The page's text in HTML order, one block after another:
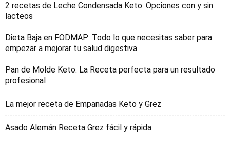
2 recetas de Leche Condensada Keto: Opciones con y sin
lacteos
Dieta Baja en FODMAP: Todo lo que necesitas saber para
empezar a mejorar tu salud digestiva
Pan de Molde Keto: La Receta perfecta para un resultado
profesional
La mejor receta de Empanadas Keto y Grez
Asado Alemán Receta Grez fácil y rápida